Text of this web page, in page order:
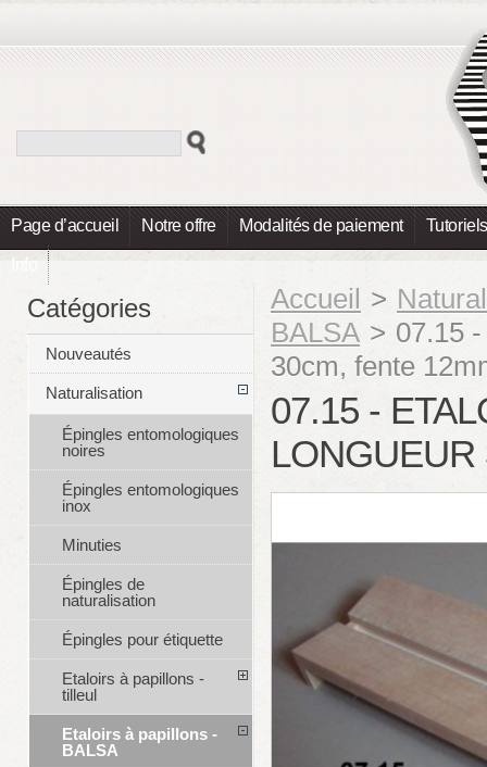
Page d’accueil Notre offre Modalités de paiement Tutoriels
Info
Accueil >
BALSA > 07.15
30cm, fente
07.15 -
Catégories
Nouveautés
Naturalisation
Épingles entomologiques
noires
Épingles entomologiques
inox
Minuties
Épingles de
naturalisation
Épingles pour étiquette
Etaloirs à papillons -
tilleul
Etaloirs à papillons -
BALSA